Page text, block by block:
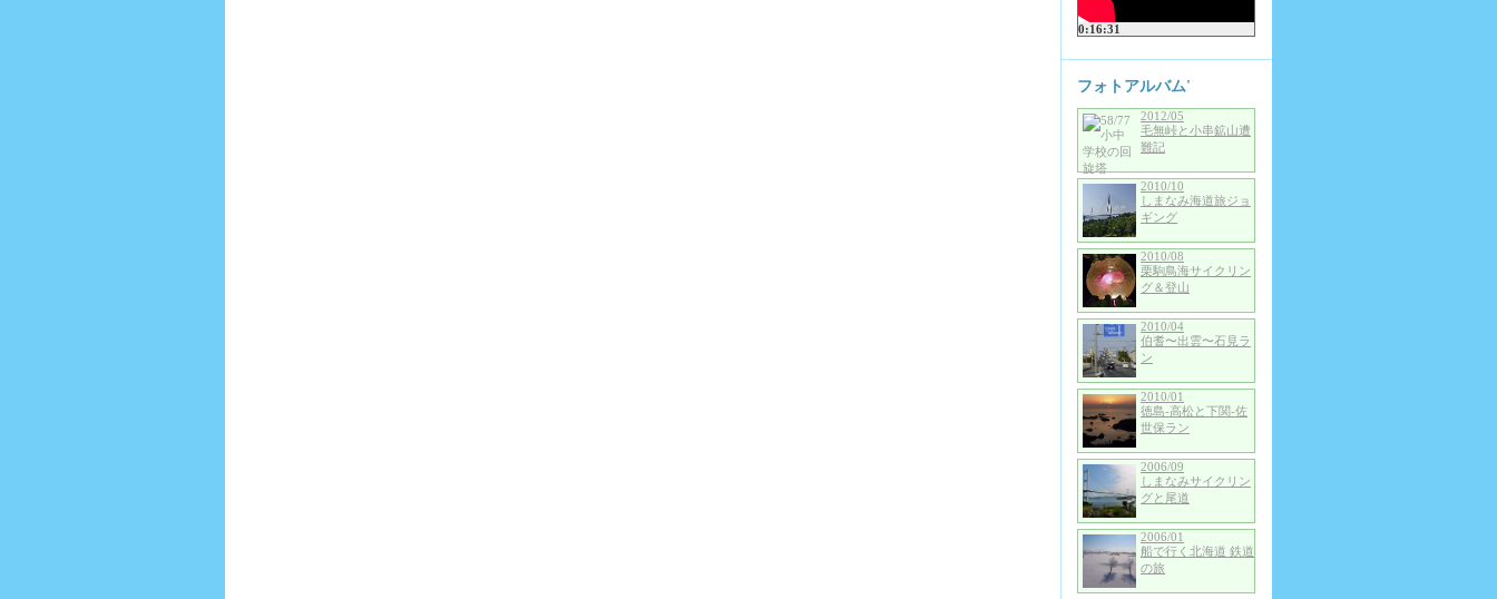
0:16:31
フォトアルバム'
2012/05
毛無峠と小串鉱山遭
難記
2010/10
しまなみ海道旅ジョ
ギング
2010/08
栗駒鳥海サイクリン
グ＆登山
2010/04
伯耆〜出雲〜石見ラ
ン
2010/01
徳島-高松と下関-佐
世保ラン
2006/09
しまなみサイクリン
グと尾道
2006/01
船で行く北海道 鉄道
の旅